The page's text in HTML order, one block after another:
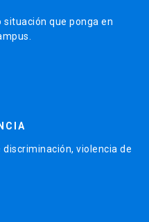
que ponga en
violencia de